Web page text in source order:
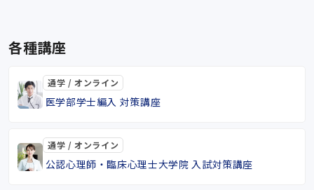
各種講座
通学 / オンライン
医学部学士編入 対策講座
通学 / オンライン
公認心理師・臨床心理士大学院 入試対策講座